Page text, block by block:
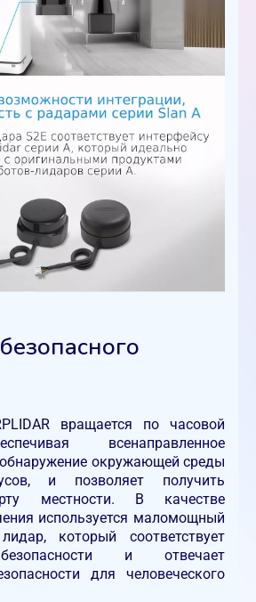
вращается по часовой
всенаправленное
окружающей среды
и позволяет получить
местности. В качестве
используется маломощный
который соответствует
и отвечает
для человеческого